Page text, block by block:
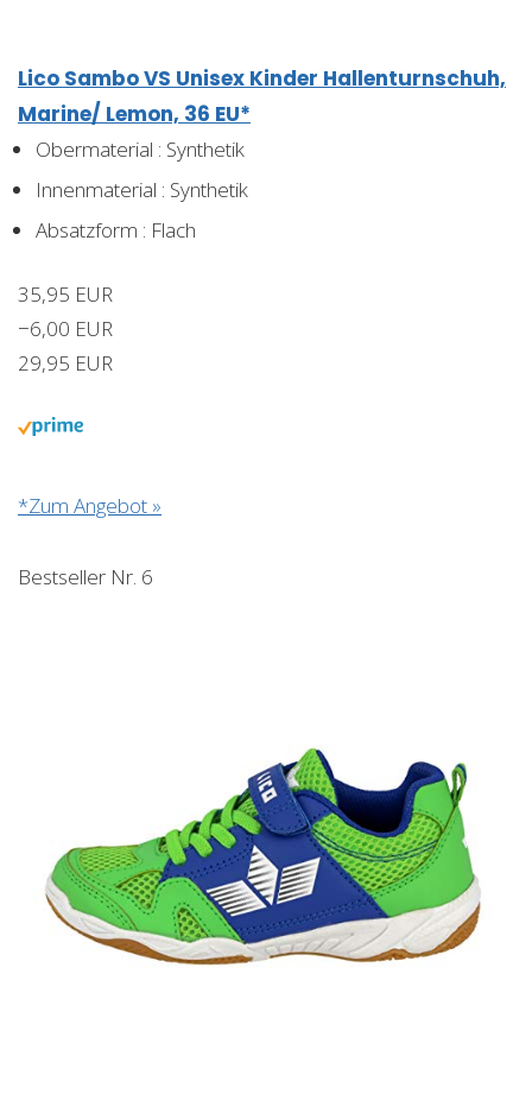
Lico Sambo VS Unisex Kinder Hallenturnschuh,
Marine/ Lemon, 36 EU*
Obermaterial : Synthetik
Innenmaterial : Synthetik
Absatzform : Flach
35,95 EUR
−6,00 EUR
29,95 EUR
*Zum Angebot »
Bestseller Nr. 6